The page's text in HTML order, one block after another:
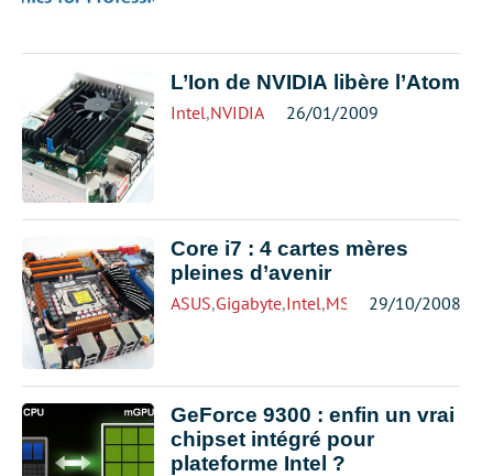
L’Ion de NVIDIA libère l’Atom
Intel,NVIDIA 26/01/2009
Core i7 : 4 cartes mères
pleines d’avenir
ASUS,Gigabyte,Intel,MSI NVIDIA
29/10/2008
GeForce 9300 : enfin un vrai
chipset intégré pour
plateforme Intel ?